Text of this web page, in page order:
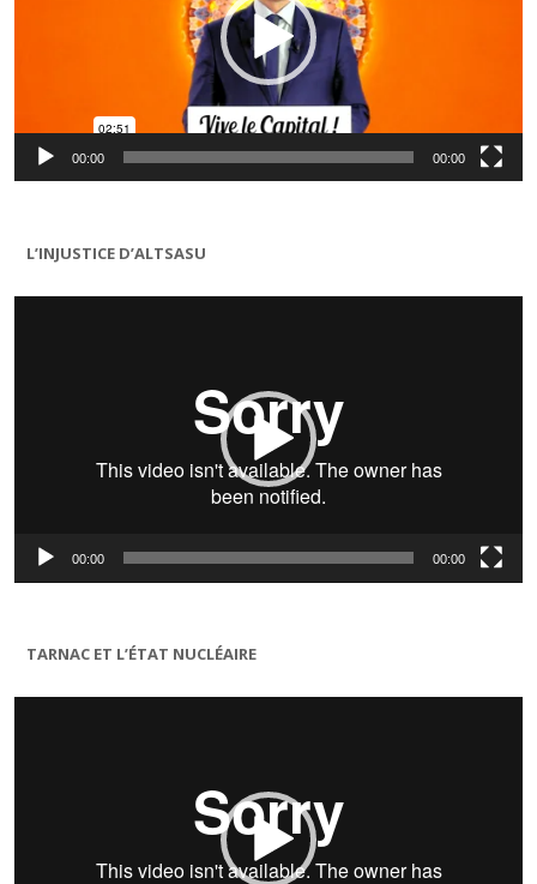
00:00 00:00
L’INJUSTICE D’ALTSASU
Lecteur
00:00 00:00
TARNAC ET L’ÉTAT NUCLÉAIRE
Lecteur